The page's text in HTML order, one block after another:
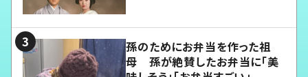
孫のためにお弁当を作った祖
母 孫が絶賛したお弁当に「美